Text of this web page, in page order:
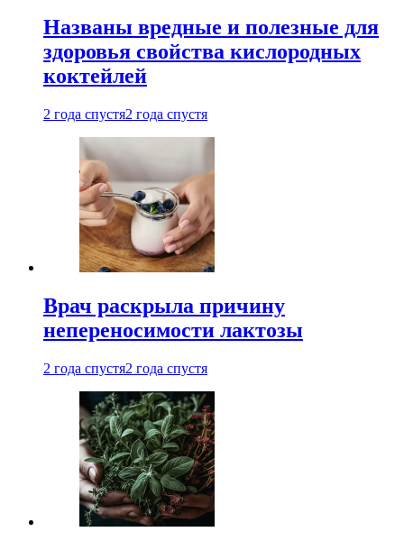
Названы вредные и полезные для
здоровья свойства кислородных
коктейлей
2 года спустя2 года спустя
Врач раскрыла причину
непереносимости лактозы
2 года спустя2 года спустя